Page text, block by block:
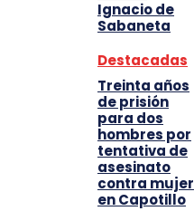
Ignacio de
Sabaneta
Destacadas
Treinta años
de prisión
para dos
hombres por
tentativa de
asesinato
contra mujer
en Capotillo